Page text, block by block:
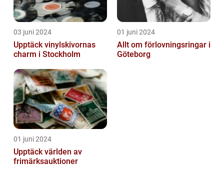
03 juni 2024
Upptäck vinylskivornas
charm i Stockholm
01 juni 2024
Allt om förlovningsringar i
Göteborg
01 juni 2024
Upptäck världen av
frimärksauktioner